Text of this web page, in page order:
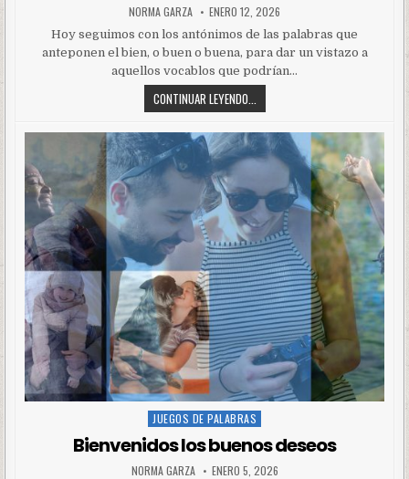
NORMA GARZA ENERO 12, 2026
Hoy seguimos con los antónimos de las palabras que
anteponen el bien, o buen o buena, para dar un vistazo a
aquellos vocablos que podrían…
CONTINUAR LEYENDO...
Posted
in
JUEGOS DE PALABRAS
Bienvenidos los buenos deseos
NORMA GARZA ENERO 5, 2026